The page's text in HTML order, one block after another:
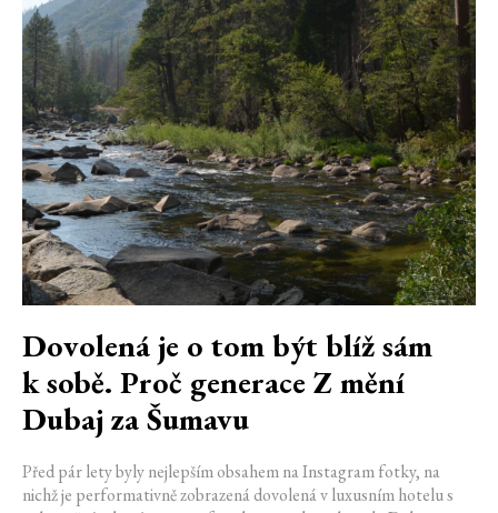
Dovolená je o tom být blíž sám
k sobě. Proč generace Z mění
Dubaj za Šumavu
Před pár lety byly nejlepším obsahem na Instagram fotky, na
nichž je performativně zobrazená dovolená v luxusním hotelu s